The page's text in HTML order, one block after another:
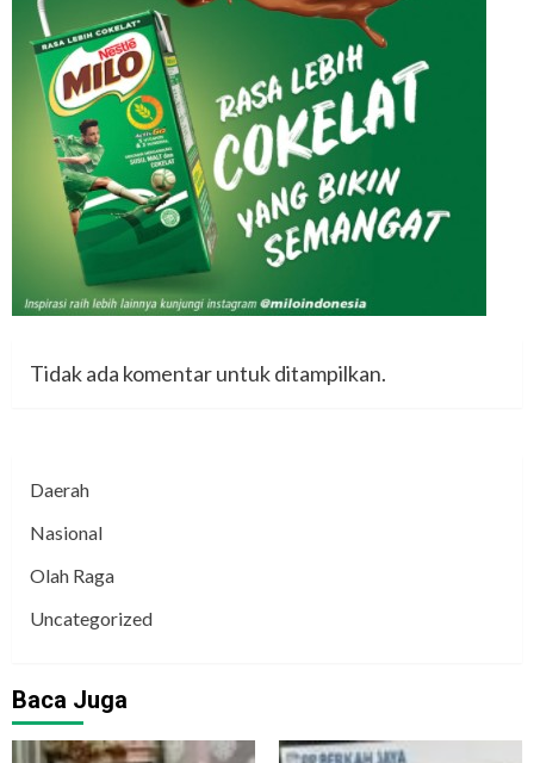
Tidak ada komentar untuk ditampilkan.
Daerah
Nasional
Olah Raga
Uncategorized
Baca Juga